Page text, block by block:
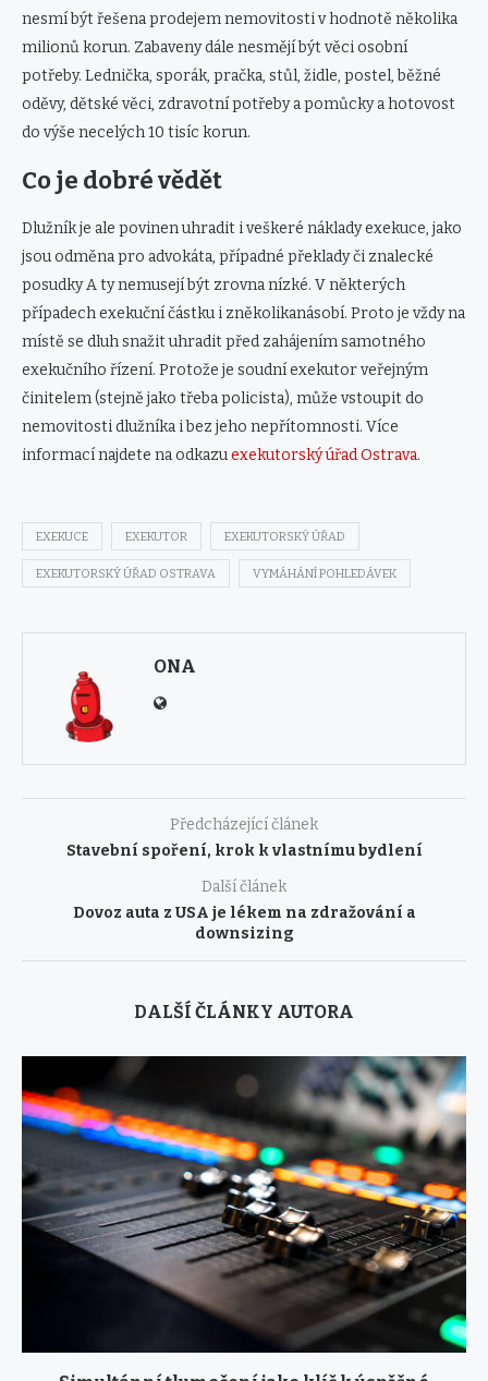
nesmí být řešena prodejem nemovitosti v hodnotě několika
milionů korun. Zabaveny dále nesmějí být věci osobní
potřeby. Lednička, sporák, pračka, stůl, židle, postel, běžné
oděvy, dětské věci, zdravotní potřeby a pomůcky a hotovost
do výše necelých 10 tisíc korun.
Co je dobré vědět
Dlužník je ale povinen uhradit i veškeré náklady exekuce, jako
jsou odměna pro advokáta, případné překlady či znalecké
posudky A ty nemusejí být zrovna nízké. V některých
případech exekuční částku i zněkolikanásobí. Proto je vždy na
místě se dluh snažit uhradit před zahájením samotného
exekučního řízení. Protože je soudní exekutor veřejným
činitelem (stejně jako třeba policista), může vstoupit do
nemovitosti dlužníka i bez jeho nepřítomnosti. Více
informací najdete na odkazuexekutorský úřad Ostrava.
EXEKUCE EXEKUTOR EXEKUTORSKÝ ÚŘAD
EXEKUTORSKÝ ÚŘAD OSTRAVA VYMÁHÁNÍ POHLEDÁVEK
ONA
Předcházející článek
Stavební spoření, krok k vlastnímu bydlení
Další článek
Dovoz auta z USA je lékem na zdražování a
downsizing
DALŠÍ ČLÁNKY AUTORA